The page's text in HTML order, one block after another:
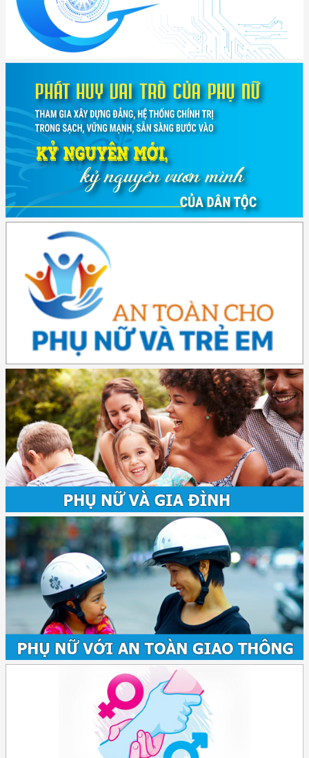
(891/KH-ĐCT) Kế hoạch thực hiện Nghị quyết số 72-NQ/TW ngày
9/9/2025 của Bộ ...
(2415/QĐ-TTg) Quyết định về việc phê duyệt Đề án Hỗ trợ Phụ nữ khởi
nghiệp ...